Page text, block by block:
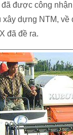
được công
dựng NTM,
đã đề ra.